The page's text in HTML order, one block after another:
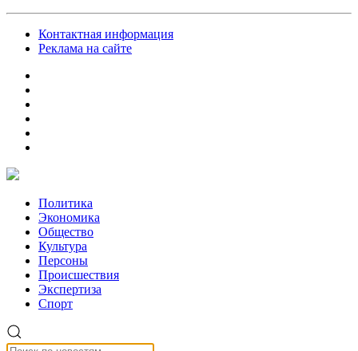
Контактная информация
Реклама на сайте
Политика
Экономика
Общество
Культура
Персоны
Происшествия
Экспертиза
Спорт